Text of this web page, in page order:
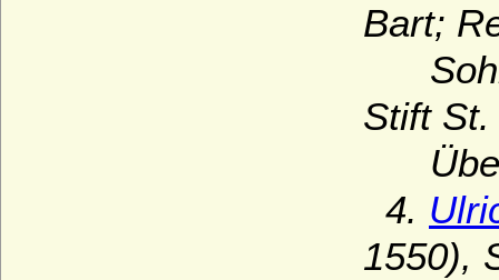
Bart;
Sohn
Stift
4.
1550),